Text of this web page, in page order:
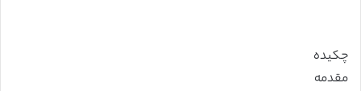
چکیده
مقدمه